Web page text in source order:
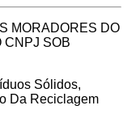
MORADORES DO
CNPJ SOB
Sólidos,
Da Reciclagem